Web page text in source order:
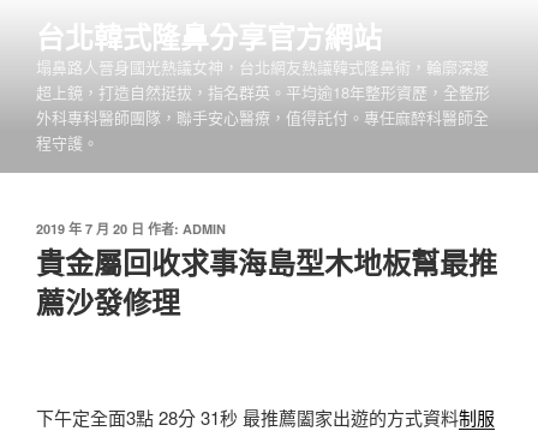
台北韓式隆鼻分享官方網站
塌鼻路人晉身國光熱議女神，台北網友熱議韓式隆鼻術，輪廓深邃
超上鏡，打造自然挺拔，指名群英。平均逾18年整形資歷，全整形
外科專科醫師團隊，聯手安心醫療，值得託付。專任麻醉科醫師全
程守護。
發
佈
於
2019 年 7 月 20 日 作者: ADMIN
貴金屬回收求事海島型木地板幫最推
薦沙發修理
下午定全面3點 28分 31秒 最推薦闔家出遊的方式資料制服